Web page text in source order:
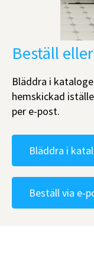
Beställ
Bläddra i
hemskickad
per e-post.
Bläddra i
Beställ via e-